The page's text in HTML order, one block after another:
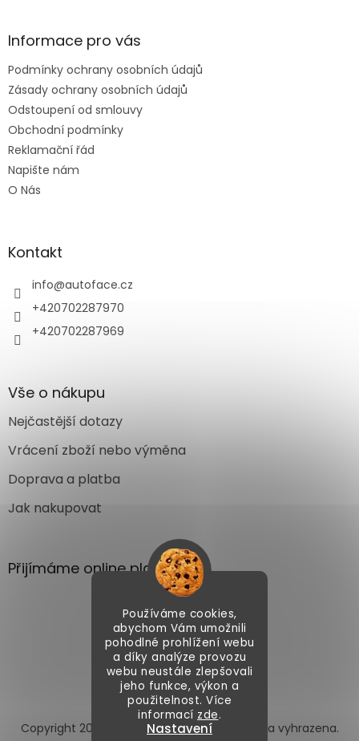
Používáme cookies,
abychom Vám umožnili
pohodlné prohlížení webu
a díky analýze provozu
webu neustále zlepšovali
jeho funkce, výkon a
použitelnost. Více
informací zde.
Nastavení
aInformace pro vás
Podmínky ochrany osobních údajů
Zásady ochrany osobních údajů
Odstoupení od smlouvy
Obchodní podmínky
Reklamační řád
Napište nám
O Nás
Kontakt
info@autoface.cz
+420702287970
+420702287969
Vše o nákupu
Nejčastější dotazy
Vrácení zboží nebo výměna
Doprava a platba
Jak nakupovat
Přijímáme online platby
Vytvořil Shoptet
Copyright 2026 Autoface.cz. Všechna práva vyhrazena.